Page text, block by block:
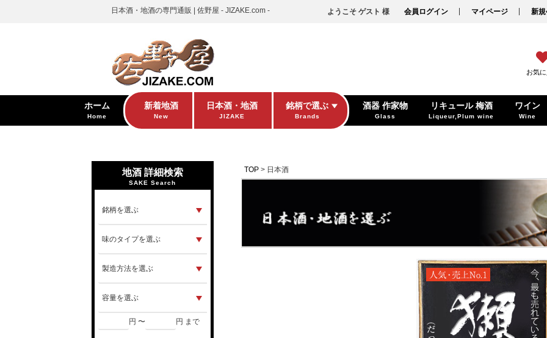
日本酒・地酒の専門通販 | 佐野屋 - JIZAKE.com - ようこそ ゲスト 様 会員ログイン マイページ 新
お気
ホーム
Home
新着地酒
New
日本酒・地酒
JIZAKE
銘柄で選ぶ
Brands
酒器 作家物
Glass
リキュール 梅酒
Liqueur,Plum wine
ワイン
Wine
地酒 詳細検索
SAKE Search
円 〜 円 まで
TOP 日本酒